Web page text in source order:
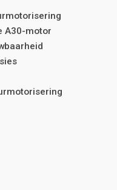
A30-motor